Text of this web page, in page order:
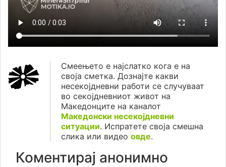
Смеењето е најслатко кога е на
своја сметка. Дознајте какви
несекојдневни работи се случуваат
во секојдневниот живот на
Македонците на каналот
Македонски несекојдневни
ситуации. Испратете своја смешна
слика или видео овде.
Коментирај анонимно